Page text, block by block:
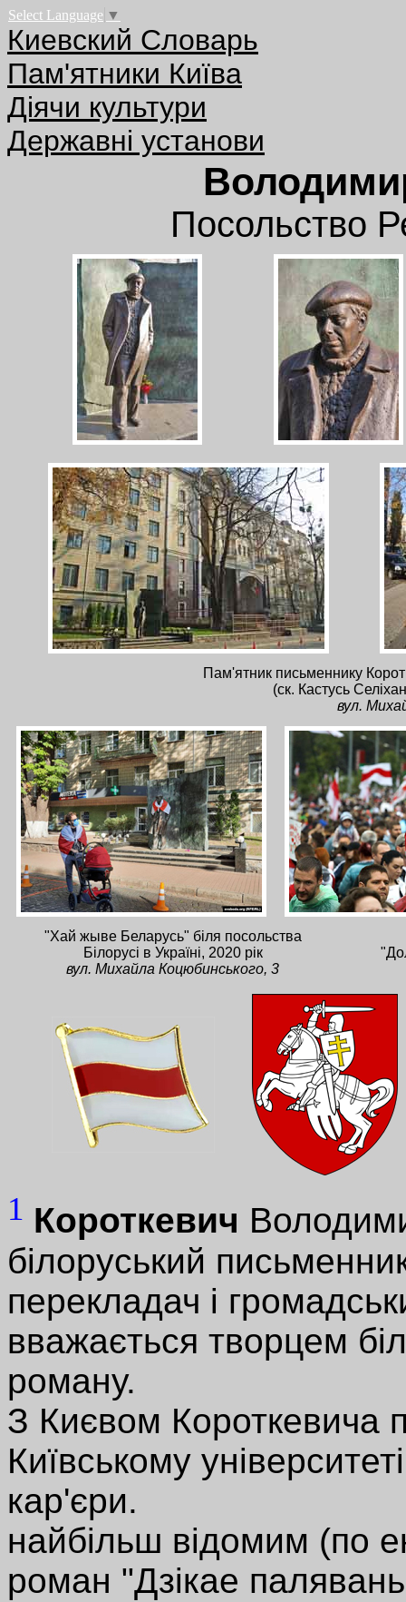
Select Language ▼
Киевский Словарь
Пам'ятники Київа
Діячи культури
Державні установи
Посольство
Пам'ятник письменнику
(ск. Кастусь
вул.
"Хай жыве Беларусь" біля посольства
Білорусі в Україні, 2020 рік
вул. Михайла Коцюбинського, 3
1 Короткевич
білоруський
перекладач і
вважається творцем
роману.
З Києвом Короткевича
Київському
кар'єри.
найбільш відомим (по
роман "Дзікае